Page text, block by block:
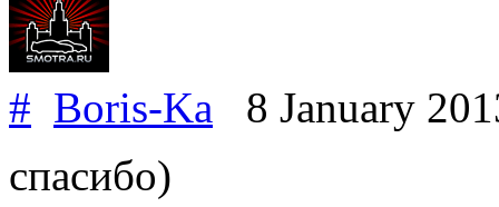
# Boris-Ka 8 January
спасибо)